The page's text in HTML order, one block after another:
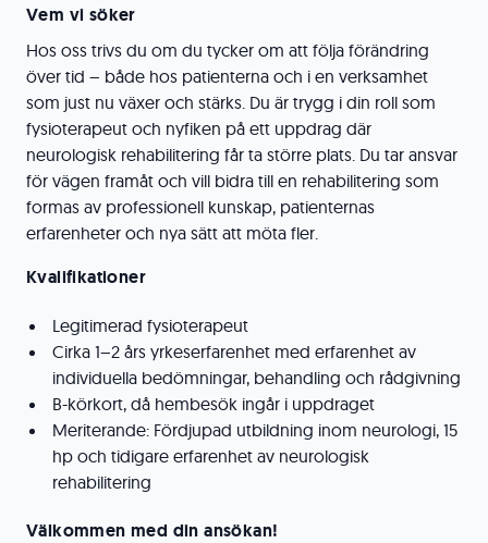
Vem vi söker
Hos oss trivs du om du tycker om att följa förändring
över tid – både hos patienterna och i en verksamhet
som just nu växer och stärks. Du är trygg i din roll som
fysioterapeut och nyfiken på ett uppdrag där
neurologisk rehabilitering får ta större plats. Du tar ansvar
för vägen framåt och vill bidra till en rehabilitering som
formas av professionell kunskap, patienternas
erfarenheter och nya sätt att möta fler.
Kvalifikationer
Legitimerad fysioterapeut
Cirka 1–2 års yrkeserfarenhet med erfarenhet av
individuella bedömningar, behandling och rådgivning
B-körkort, då hembesök ingår i uppdraget
Meriterande: Fördjupad utbildning inom neurologi, 15
hp och tidigare erfarenhet av neurologisk
rehabilitering
Välkommen med din ansökan!